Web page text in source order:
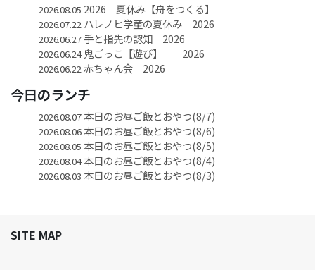
2026.08.05 2026 夏休み【舟をつくる】
2026.07.22 ハレノヒ学童の夏休み 2026
2026.06.27手と指先の認知 2026
2026.06.24鬼ごっこ【遊び】 2026
2026.06.22赤ちゃん会 2026
今日のランチ
2026.08.07本日のお昼ご飯とおやつ(8/7)
2026.08.06本日のお昼ご飯とおやつ(8/6)
2026.08.05 本日のお昼ご飯とおやつ(8/5)
2026.08.04本日のお昼ご飯とおやつ(8/4)
2026.08.03 本日のお昼ご飯とおやつ(8/3)
SITE MAP